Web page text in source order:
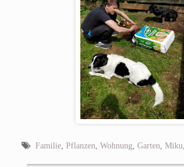
Familie, Pflanzen, Wohnung, Garten, Miku,